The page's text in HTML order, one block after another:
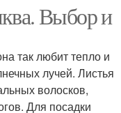
Выбор и
так любит тепло и
лучей. Листья
волосков,
Для посадки